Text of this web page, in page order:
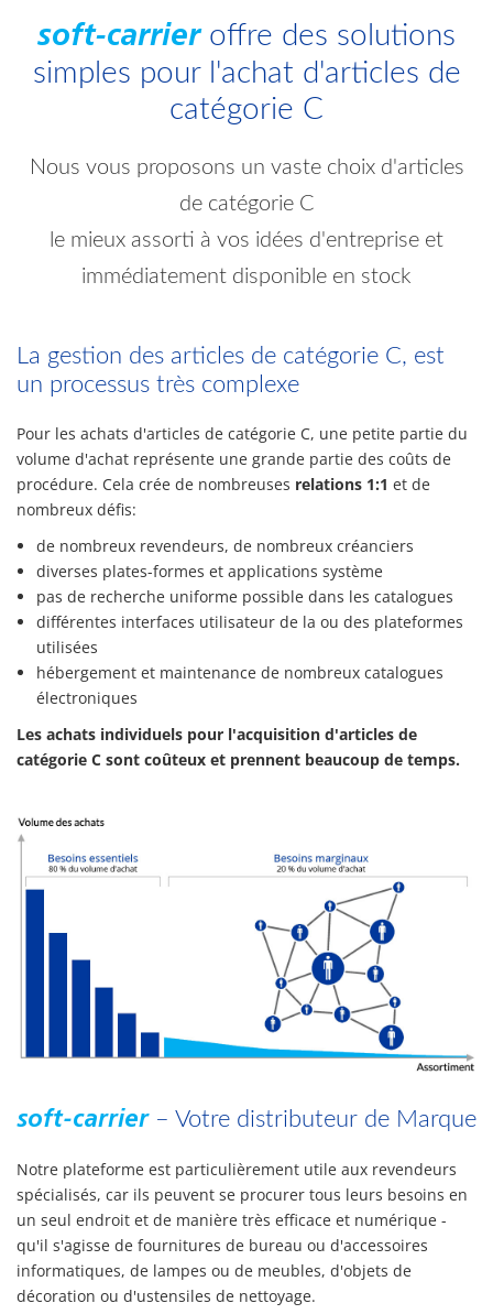
soft-carrieroffre des solutions
simples pour l'achat d'articles de
catégorie C
Nous vous proposons un vaste choix d'articles
de catégorie C
le mieux assorti à vos idées d'entreprise et
immédiatement disponible en stock
La gestion des articles de catégorie C, est
un processus très complexe
Pour les achats d'articles de catégorie C, une petite partie du
volume d'achat représente une grande partie des coûts de
procédure. Cela crée de nombreuses relations 1:1 et de
nombreux défis:
de nombreux revendeurs, de nombreux créanciers
diverses plates-formes et applications système
pas de recherche uniforme possible dans les catalogues
différentes interfaces utilisateur de la ou des plateformes
utilisées
hébergement et maintenance de nombreux catalogues
électroniques
Les achats individuels pour l'acquisition d'articles de
catégorie C sont coûteux et prennent beaucoup de temps.
soft-carrier– Votre distributeur de Marque
Notre plateforme est particulièrement utile aux revendeurs
spécialisés, car ils peuvent se procurer tous leurs besoins en
un seul endroit et de manière très efficace et numérique -
qu'il s'agisse de fournitures de bureau ou d'accessoires
informatiques, de lampes ou de meubles, d'objets de
décoration ou d'ustensiles de nettoyage.